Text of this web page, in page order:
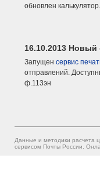
обновлен калькулятор.
16.10.2013 Новый
Запущен сервис
отправлений.
ф.113эн
Данные и методики расчета
сервисом Почты России.